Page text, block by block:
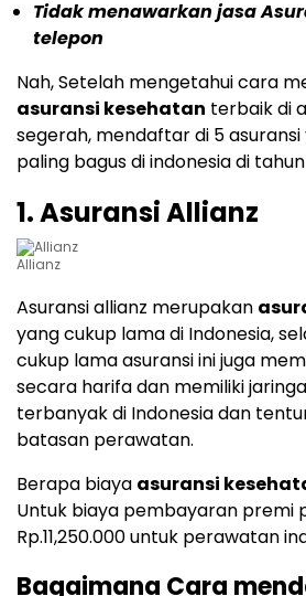
Tidak menawarkan jasa
telepon
Nah, Setelah mengetahui cara
asuransi kesehatan terbaik di
segerah, mendaftar di 5
paling bagus di indonesia di
1. Asuransi Allianz
Allianz
Asuransi allianz merupakan
yang cukup lama di Indonesia,
cukup lama asuransi ini juga
secara harifa dan memiliki
terbanyak di Indonesia dan
batasan perawatan.
Berapa biaya asuransi
Untuk biaya pembayaran premi
Rp.11,250.000 untuk perawatan
Bagaimana Cara